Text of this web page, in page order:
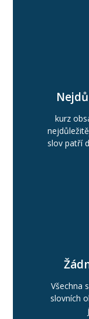
kurz
slov patří
Všechna
slovních